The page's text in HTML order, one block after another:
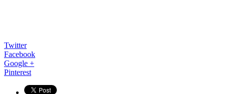
Twitter
Facebook
Google +
Pinterest